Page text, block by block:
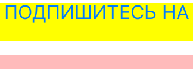
ПОДПИШИТЕСЬ НА